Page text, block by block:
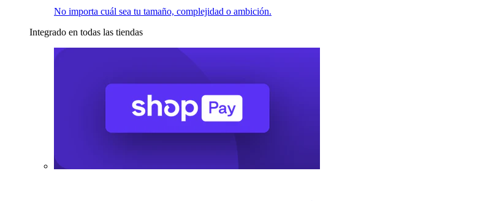
No importa cuál sea tu tamaño, complejidad o ambición.
Integrado en todas las tiendas